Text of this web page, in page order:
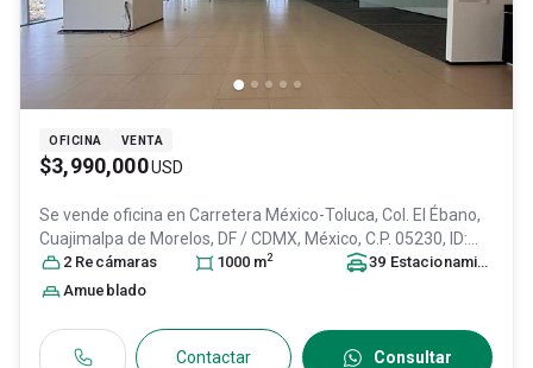
OFICINA VENTA
$3,990,000USD
Se vende oficina en Carretera México-Toluca, Col. El Ébano,
Cuajimalpa de Morelos, DF / CDMX, México, C.P. 05230, ID:
31429117
2 Recámaras 1000 m2 39 Estacionamiento
Amueblado
Contactar Consultar